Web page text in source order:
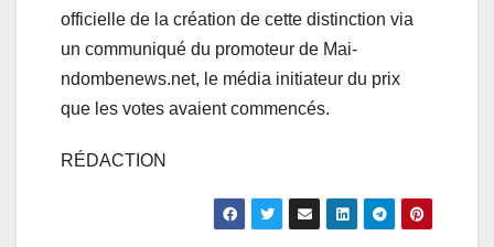
officielle de la création de cette distinction via
un communiqué du promoteur de Mai-
ndombenews.net, le média initiateur du prix
que les votes avaient commencés.
RÉDACTION